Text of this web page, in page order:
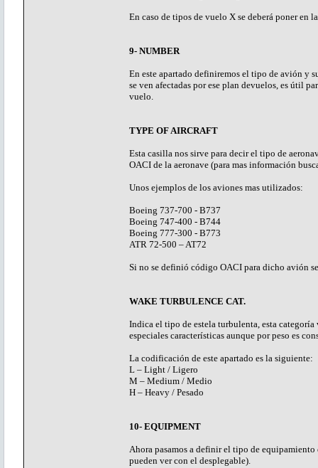
En caso de tipos de vuelo X se deberá poner
9- NUMBER
En este apartado definiremos el tipo de avión y
se ven afectadas por ese plan devuelos, es útil
vuelo.
TYPE OF AIRCRAFT
Esta casilla nos sirve para decir el tipo de
OACI de la aeronave (para mas información
Unos ejemplos de los aviones mas utilizados:
Boeing 737-700 - B737
Boeing 747-400 - B744
Boeing 777-300 - B773
ATR 72-500 – AT72
Si no se definió código OACI para dicho avión
WAKE TURBULENCE CAT.
Indica el tipo de estela turbulenta, esta
especiales características aunque por peso es
La codificación de este apartado es la siguiente:
L – Light / Ligero
M – Medium / Medio
H – Heavy / Pesado
10- EQUIPMENT
Ahora pasamos a definir el tipo de
pueden ver con el desplegable).